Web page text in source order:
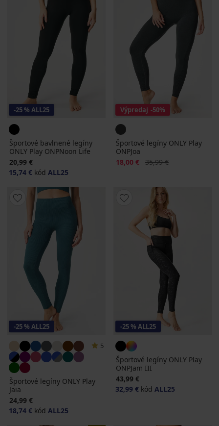
-25 % ALL25
Športové bavlnené legíny
ONLY Play ONPNoon Life
20,99 €
15,74 € kód ALL25
Výpredaj -50%
Športové legíny ONLY Play
ONPJoa
Zľava
18,00 € Pôvodná cena
35,99 €
-25 % ALL25
5
Športové legíny ONLY Play
Jaia
24,99 €
18,74 € kód ALL25
-25 % ALL25
Športové legíny ONLY Play
ONPJam III
43,99 €
32,99 € kód ALL25